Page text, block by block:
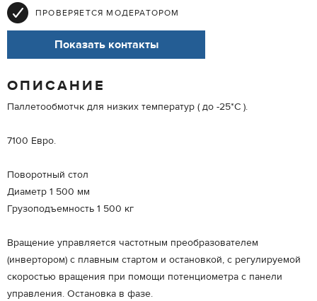
ПРОВЕРЯЕТСЯ МОДЕРАТОРОМ
Показать контакты
ОПИСАНИЕ
Паллетообмотчк для низких температур ( до -25*С ).
7100 Евро.
Поворотный стол
Диаметр 1 500 мм
Грузоподъемность 1 500 кг
Вращение управляется частотным преобразователем
(инвертором) с плавным стартом и остановкой, с регулируемой
скоростью вращения при помощи потенциометра с панели
управления. Остановка в фазе.